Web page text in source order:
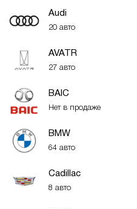
Audi
20 авто
AVATR
27 авто
BAIC
Нет в продаже
BMW
64 авто
Cadillac
8 авто